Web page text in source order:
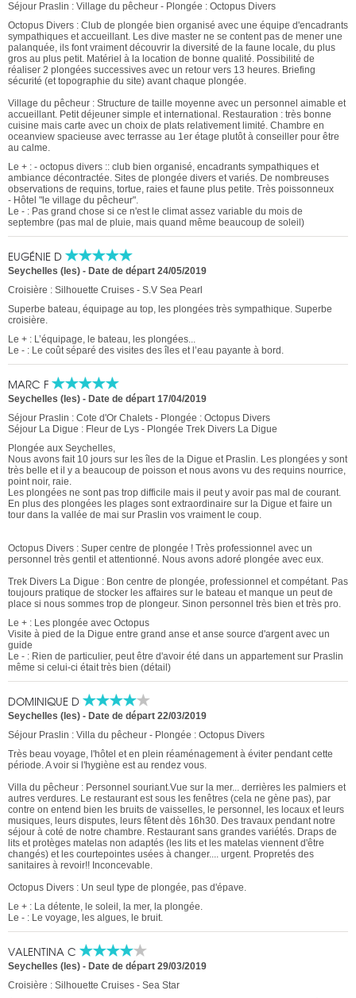
Séjour Praslin : Village du pêcheur - Plongée : Octopus Divers
Octopus Divers : Club de plongée bien organisé avec une équipe d'encadrants
sympathiques et accueillant. Les dive master ne se content pas de mener une
palanquée, ils font vraiment découvrir la diversité de la faune locale, du plus
gros au plus petit. Matériel à la location de bonne qualité. Possibilité de
réaliser 2 plongées successives avec un retour vers 13 heures. Briefing
sécurité (et topographie du site) avant chaque plongée.
Village du pêcheur : Structure de taille moyenne avec un personnel aimable et
accueillant. Petit déjeuner simple et international. Restauration : très bonne
cuisine mais carte avec un choix de plats relativement limité. Chambre en
oceanview spacieuse avec terrasse au 1er étage plutôt à conseiller pour être
au calme.
Le + : - octopus divers :: club bien organisé, encadrants sympathiques et
ambiance décontractée. Sites de plongée divers et variés. De nombreuses
observations de requins, tortue, raies et faune plus petite. Très poissonneux
- Hôtel "le village du pêcheur".
Le - : Pas grand chose si ce n'est le climat assez variable du mois de
septembre (pas mal de pluie, mais quand même beaucoup de soleil)
EUGÉNIE D
Seychelles (les) - Date de départ 24/05/2019
Croisière : Silhouette Cruises - S.V Sea Pearl
Superbe bateau, équipage au top, les plongées très sympathique. Superbe
croisière.
Le + : L’équipage, le bateau, les plongées...
Le - : Le coût séparé des visites des îles et l’eau payante à bord.
MARC F
Seychelles (les) - Date de départ 17/04/2019
Séjour Praslin : Cote d'Or Chalets - Plongée : Octopus Divers
Séjour La Digue : Fleur de Lys - Plongée Trek Divers La Digue
Plongée aux Seychelles,
Nous avons fait 10 jours sur les îles de la Digue et Praslin. Les plongées y sont
très belle et il y a beaucoup de poisson et nous avons vu des requins nourrice,
point noir, raie.
Les plongées ne sont pas trop difficile mais il peut y avoir pas mal de courant.
En plus des plongées les plages sont extraordinaire sur la Digue et faire un
tour dans la vallée de mai sur Praslin vos vraiment le coup.
Octopus Divers : Super centre de plongée ! Très professionnel avec un
personnel très gentil et attentionné. Nous avons adoré plongée avec eux.
Trek Divers La Digue : Bon centre de plongée, professionnel et compétant. Pas
toujours pratique de stocker les affaires sur le bateau et manque un peut de
place si nous sommes trop de plongeur. Sinon personnel très bien et très pro.
Le + : Les plongée avec Octopus
Visite à pied de la Digue entre grand anse et anse source d'argent avec un
guide
Le - : Rien de particulier, peut être d'avoir été dans un appartement sur Praslin
même si celui-ci était très bien (détail)
DOMINIQUE D
Seychelles (les) - Date de départ 22/03/2019
Séjour Praslin : Villa du pêcheur - Plongée : Octopus Divers
Très beau voyage, l'hôtel et en plein réaménagement à éviter pendant cette
période. A voir si l'hygiène est au rendez vous.
Villa du pêcheur : Personnel souriant.Vue sur la mer... derrières les palmiers et
autres verdures. Le restaurant est sous les fenêtres (cela ne gène pas), par
contre on entend bien les bruits de vaisselles, le personnel, les locaux et leurs
musiques, leurs disputes, leurs fêtent dès 16h30. Des travaux pendant notre
séjour à coté de notre chambre. Restaurant sans grandes variétés. Draps de
lits et protèges matelas non adaptés (les lits et les matelas viennent d'être
changés) et les courtepointes usées à changer.... urgent. Propretés des
sanitaires à revoir!! Inconcevable.
Octopus Divers : Un seul type de plongée, pas d'épave.
Le + : La détente, le soleil, la mer, la plongée.
Le - : Le voyage, les algues, le bruit.
VALENTINA C
Seychelles (les) - Date de départ 29/03/2019
Croisière : Silhouette Cruises - Sea Star